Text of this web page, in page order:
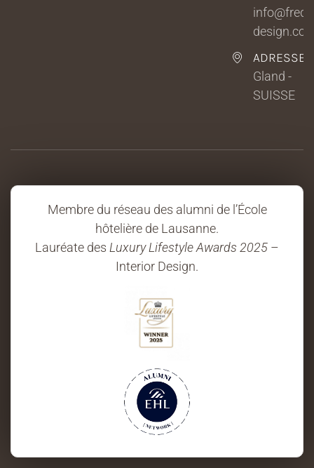
ADRESSE
Gland -
SUISSE
Membre du réseau des alumni de l’École
hôtelière de Lausanne.
Lauréate des Luxury Lifestyle Awards 2025 –
Interior Design.